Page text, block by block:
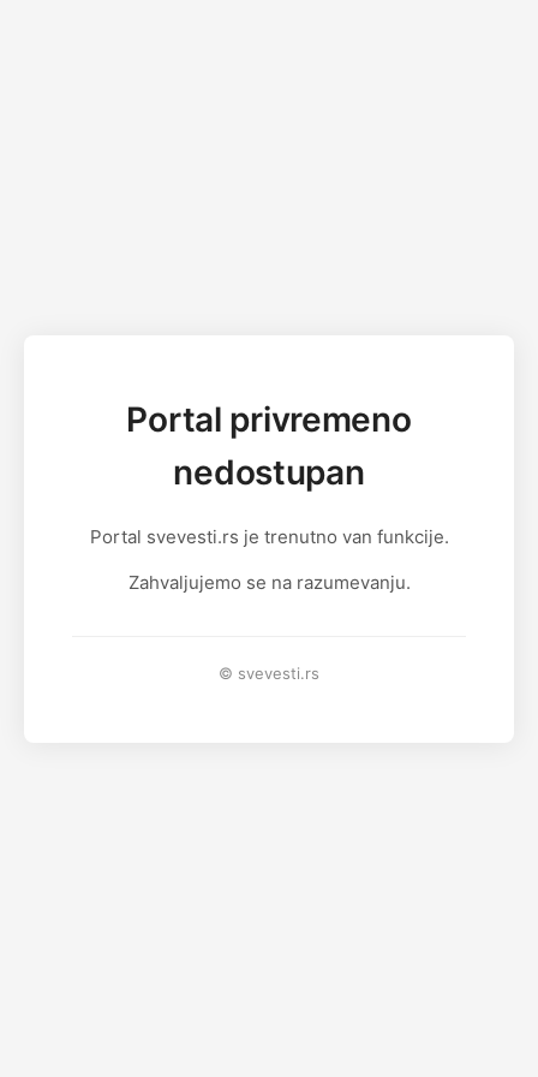
Portal privremeno
nedostupan
Portal svevesti.rs je trenutno van funkcije.
Zahvaljujemo se na razumevanju.
© svevesti.rs